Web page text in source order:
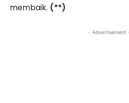
membaik. (**)
- Advertisement